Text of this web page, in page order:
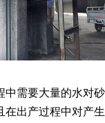
需要大量的水对砂
在出产过程中对产生